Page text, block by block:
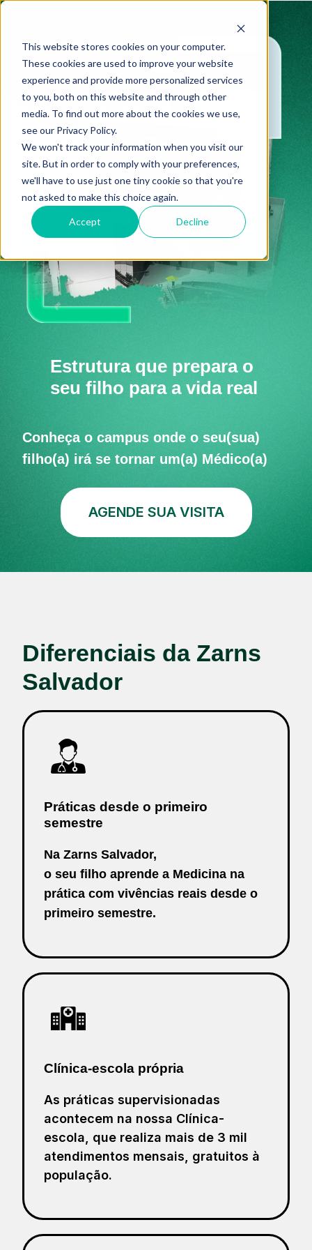
This website stores cookies on your computer.
These cookies are used to improve your website
experience and provide more personalized services
to you, both on this website and through other
media. To find out more about the cookies we use,
see our Privacy Policy.
We won't track your information when you visit our
site. But in order to comply with your preferences,
we'll have to use just one tiny cookie so that you're
not asked to make this choice again.
Accept Decline
Estrutura que prepara o
seu filho para a vida real
Conheça o campus onde o seu(sua)
filho(a) irá se tornar um(a) Médico(a)
AGENDE SUA VISITA
Diferenciais da Zarns
Salvador
Práticas desde o primeiro
semestre
Na Zarns Salvador,
o seu filho aprende a Medicina na
prática com vivências reais desde o
primeiro semestre.
Clínica-escola própria
As práticas supervisionadas
acontecem na nossa Clínica-
escola, que realiza mais de 3 mil
atendimentos mensais, gratuitos à
população.